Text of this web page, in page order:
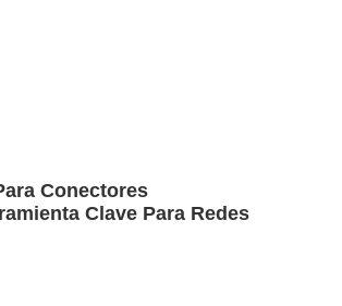
Conectores
Clave Para Redes